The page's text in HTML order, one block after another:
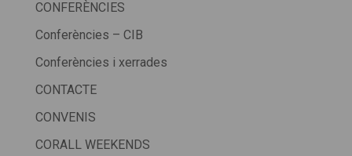
CONFERÈNCIES
Conferències – CIB
Conferències i xerrades
CONTACTE
CONVENIS
CORALL WEEKENDS